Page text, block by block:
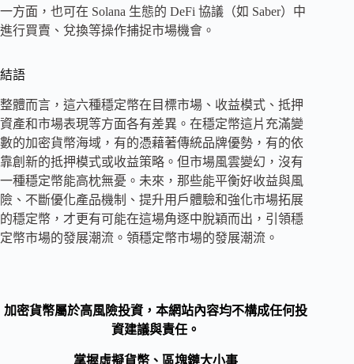
一方面，也可在 Solana 生態的 DeFi 協議（如 Saber）中
進行買賣、兌換等操作捕捉市場機會。
結語
整體而言，這六種穩定幣在目標市場、收益模式、抵押
資產和市場表現等方面各有差異。在穩定幣這片充滿變
數的加密貨幣海域，有的憑藉著傳統品牌優勢，有的依
靠創新的抵押模式或收益策略。但市場風雲變幻，沒有
一種穩定幣能高枕無憂。未來，那些能平衡好收益與風
險、不斷優化產品機制、提升用戶體驗和強化市場拓展
的穩定幣，才更有可能在這場角逐中脫穎而出，引領穩
定幣市場的發展潮流。 領穩定幣市場的發展潮流。
加密貨幣屬於高風險投資，本網站內容均不構成任何投
資建議與責任。
掌握虛擬貨幣、區塊鏈大小事